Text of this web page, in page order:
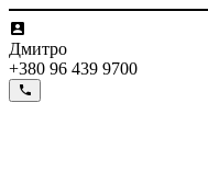
Дмитро
+380 96 439 9700